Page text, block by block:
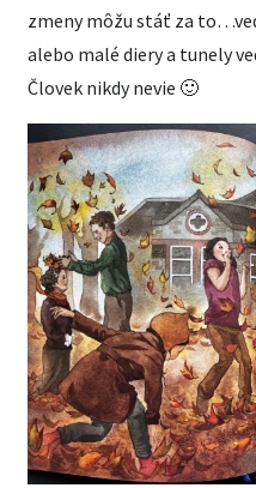
zmeny môžu stáť za
alebo malé diery a tunely
Človek nikdy nevie 🙂